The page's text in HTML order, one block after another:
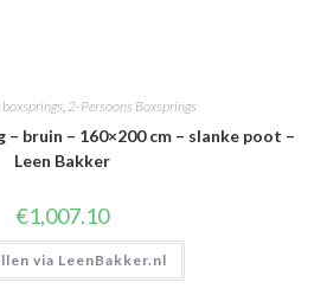
,2-Persoons Boxsprings
bruin – 160×200 cm – slanke poot –
Leen Bakker
€1,007.10
via LeenBakker.nl